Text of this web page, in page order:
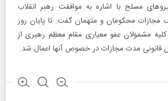
مسلح با اشاره به موافقت رهبر انقلاب
مجازات محکومان و متهمان گفت: تا پایان روز
مشمولان عفو معیاری مقام معظم رهبری از
قانونی مدت مجازات در خصوص آنها اعمال شد.